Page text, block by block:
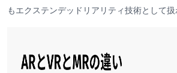
もエクステンデッドリアリティ技術として扱